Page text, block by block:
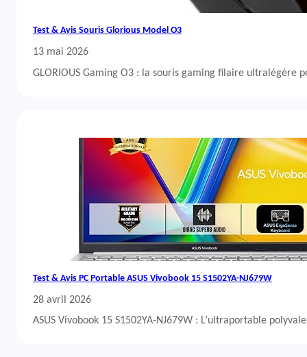
Test & Avis Souris Glorious Model O3
13 mai 2026
GLORIOUS Gaming O3 : la souris gaming filaire ultralégère
Test & Avis PC Portable ASUS Vivobook 15 S1502YA-NJ679W
28 avril 2026
ASUS Vivobook 15 S1502YA-NJ679W : L’ultraportable